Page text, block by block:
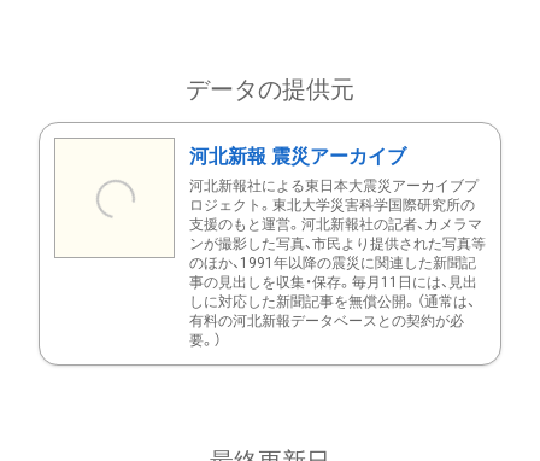
データの提供元
河北新報 震災アーカイブ
河北新報社による東日本大震災アーカイブプ
ロジェクト。東北大学災害科学国際研究所の
支援のもと運営。河北新報社の記者、カメラマ
ンが撮影した写真、市民より提供された写真等
のほか、1991年以降の震災に関連した新聞記
事の見出しを収集・保存。毎月11日には、見出
しに対応した新聞記事を無償公開。（通常は、
有料の河北新報データベースとの契約が必
要。）